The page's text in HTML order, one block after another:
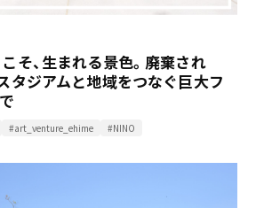
こそ、生まれる景色。廃棄され
タジアムと地域をつなぐ巨大フ
#art_venture_ehime #NINO